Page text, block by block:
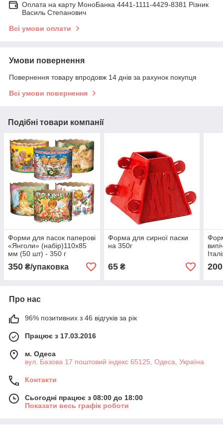
Оплата на карту МоноБанка 4441-1111-4429-8381 Різник
Василь Степанович
Всі умови оплати
Умови повернення
Повернення товару впродовж 14 днів за рахунок покупця
Всі умови повернення
Подібні товари компанії
Форми для пасок паперові
«Янголи» (набір)110х85
мм (50 шт) - 350 г
350 ₴/упаковка
Форма для сирної паски
на 350г
65₴ 200
Про нас
96% позитивних з 46 відгуків за рік
Працює з 17.03.2016
м. Одеса
вул. Базова 17 поштовий індекс 65125, Одеса, Україна
Контакти
Сьогодні працює з 08:00 до 18:00
Показати весь графік роботи